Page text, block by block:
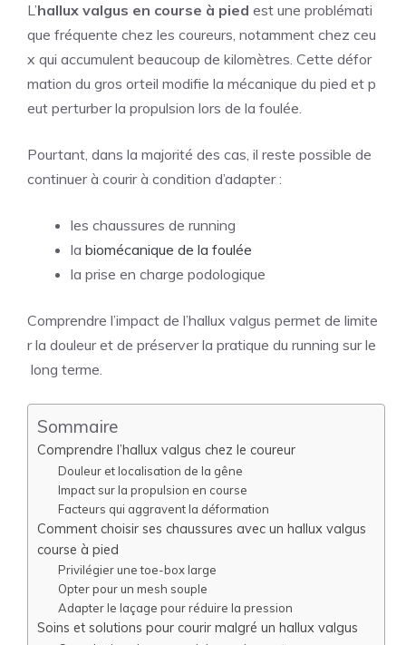
L’hallux valgus en course à pied est une problémati
que fréquente chez les coureurs, notamment chez ceu
x qui accumulent beaucoup de kilomètres. Cette défor
mation du gros orteil modifie la mécanique du pied et p
eut perturber la propulsion lors de la foulée.
Pourtant, dans la majorité des cas, il reste possible de
continuer à courir à condition d’adapter :
les chaussures de running
la biomécanique de la foulée
la prise en charge podologique
Comprendre l’impact de l’hallux valgus permet de limite
r la douleur et de préserver la pratique du running sur le
long terme.
Sommaire
Comprendre l’hallux valgus chez le coureur
Douleur et localisation de la gêne
Impact sur la propulsion en course
Facteurs qui aggravent la déformation
Comment choisir ses chaussures avec un hallux valgus
course à pied
Privilégier une toe-box large
Opter pour un mesh souple
Adapter le laçage pour réduire la pression
Soins et solutions pour courir malgré un hallux valgus